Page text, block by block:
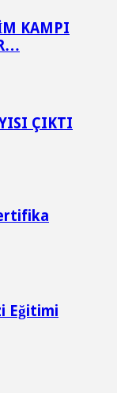
KAMPI
ÇIKTI
Eğitimi